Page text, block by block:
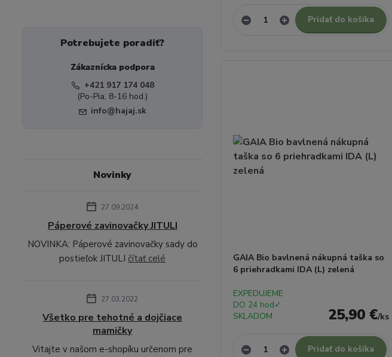
Pridať do košíka
GAIA Bio bavlnená nákupná taška so
6 priehradkami IDA (L) zelená
25,90 €/ks
EXPEDUJEME
DO 24 hod✓
SKLADOM
Pridať do košíka
Potrebujete poradiť?
Zákaznícka podpora
+421 917 174 048
(Po-Pia, 8-16 hod.)
info@hajaj.sk
Novinky
27.09.2024
Páperové zavinovačky JITULI
NOVINKA: Páperové zavinovačky sady do
postieľok JITULIčítať celé
27.03.2022
Všetko pre tehotné a dojčiace
mamičky
Vitajte v našom e-shopíku určenom pre